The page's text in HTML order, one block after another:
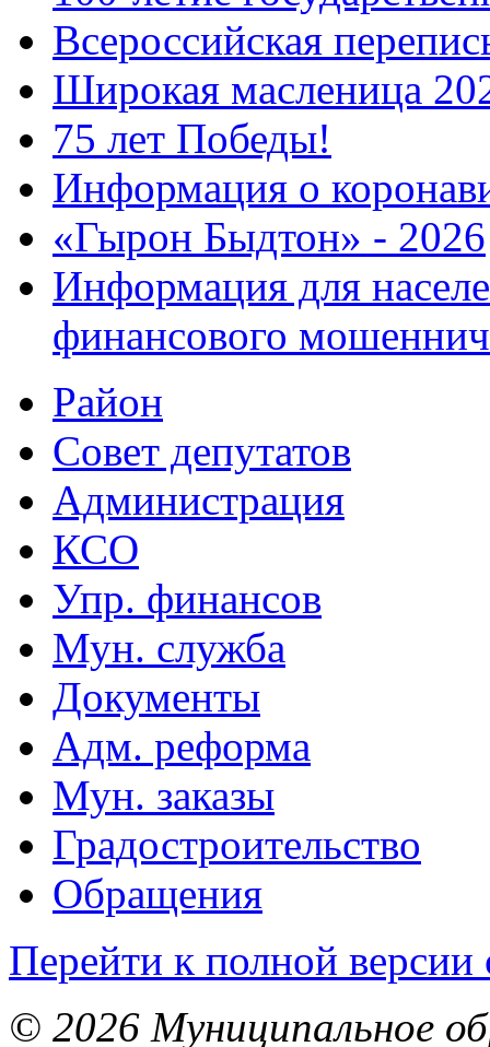
Всероссийская
Широкая масленица
75 лет Победы!
Информация о
«Гырон Быдтон» - 2026
Информация для
финансового
Район
Совет депутатов
Администрация
КСО
Упр. финансов
Мун. служба
Документы
Адм. реформа
Мун. заказы
Градостроительство
Обращения
Перейти к полной версии
© 2026 Муниципальное